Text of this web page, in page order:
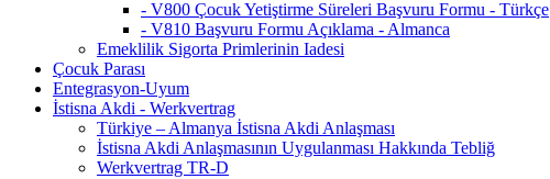
- V800 Çocuk Yetiştirme Süreleri Başvuru Formu - Türkçe
- V810 Başvuru Formu Açıklama - Almanca
Emeklilik Sigorta Primlerinin Iadesi
Çocuk Parası
Entegrasyon-Uyum
İstisna Akdi - Werkvertrag
Türkiye – Almanya İstisna Akdi Anlaşması
İstisna Akdi Anlaşmasının Uygulanması Hakkında Tebliğ
Werkvertrag TR-D